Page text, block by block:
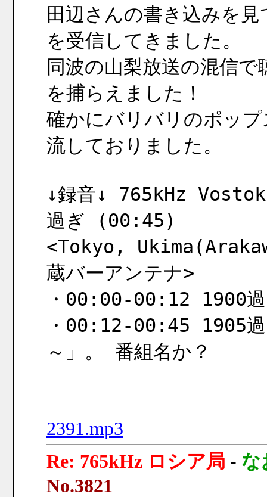
田辺さんの書き込みを
を受信してきました。
同波の山梨放送の混信
を捕らえました！
確かにバリバリのポ
流しておりました。
↓録音↓ 765kHz
過ぎ (00:45)
<Tokyo,
蔵バーアンテナ>
・00:00-00:12 1900
・00:12-00:45 1905過
～」。 番組名か？
2391.mp3
Re: 765kHz ロシア局 - な
No.3821